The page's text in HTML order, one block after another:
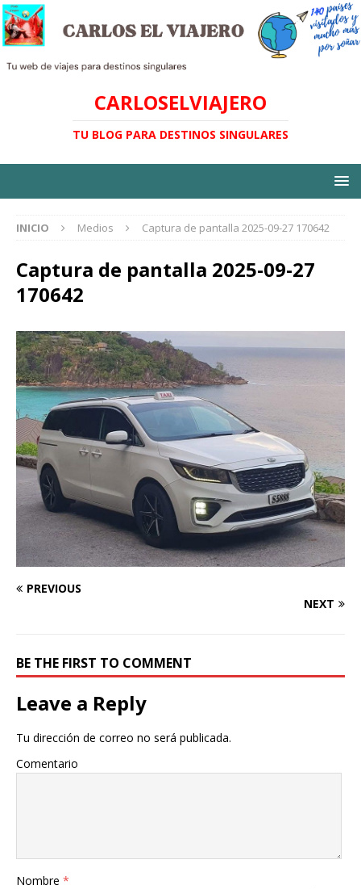
CARLOSELVIAJERO
TU BLOG PARA DESTINOS SINGULARES
INICIO Medios Captura de pantalla 2025-09-27 170642
Captura de pantalla 2025-09-27
170642
PREVIOUS
NEXT
BE THE FIRST TO COMMENT
Leave a Reply
Tu dirección de correo no será publicada.
Comentario
Nombre *